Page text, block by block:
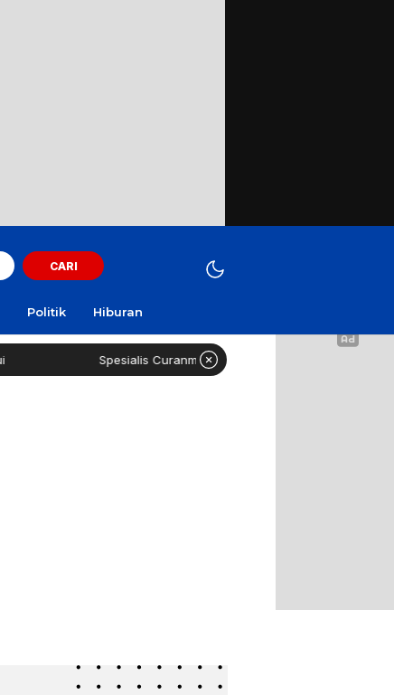
CARI
Politik Hiburan
Spesialis Curanmor Lintas Daerah Diringkus Polisi di SPBU